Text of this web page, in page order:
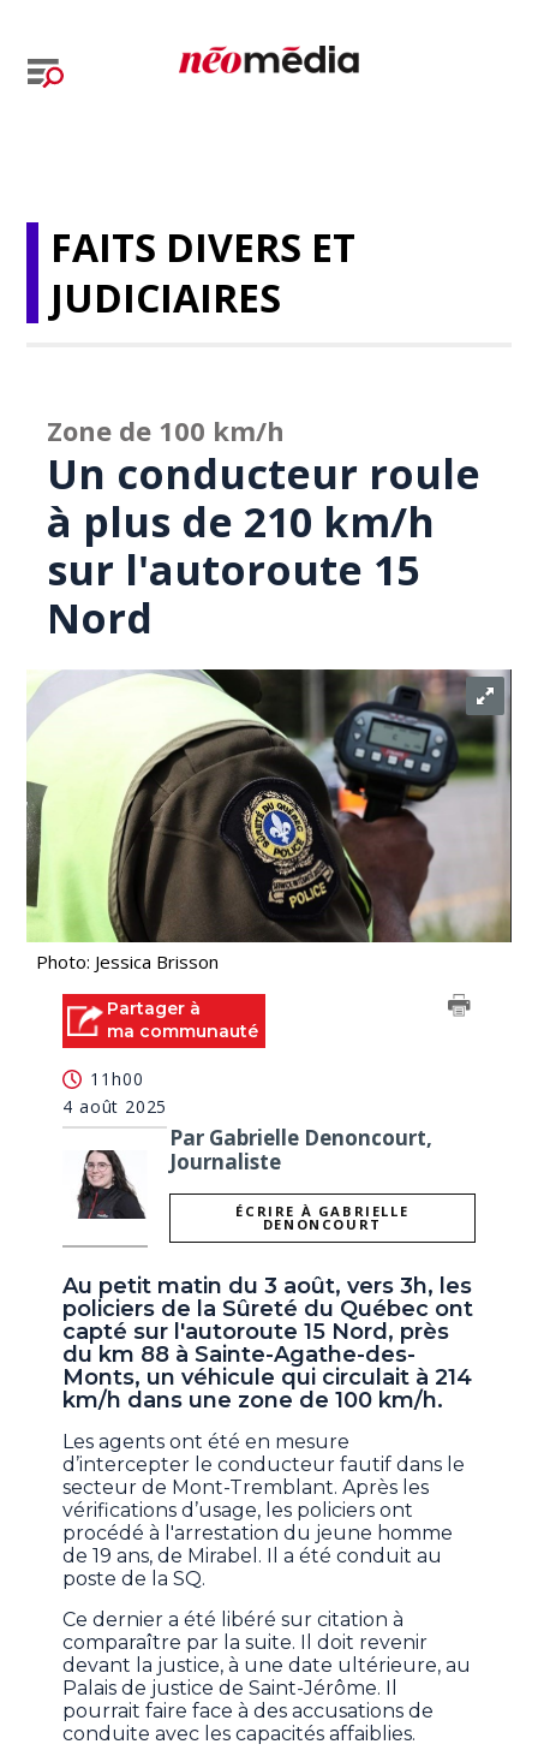
FAITS DIVERS ET
JUDICIAIRES
Zone de 100 km/h
Un conducteur roule
à plus de 210 km/h
sur l'autoroute 15
Nord
Photo: Jessica Brisson
Partager à
ma communauté
11h00
4 août 2025
Par Gabrielle Denoncourt,
Journaliste
ÉCRIRE À GABRIELLE
DENONCOURT
Au petit matin du 3 août, vers 3h, les
policiers de la Sûreté du Québec ont
capté sur l'autoroute 15 Nord, près
du km 88 à Sainte-Agathe-des-
Monts, un véhicule qui circulait à 214
km/h dans une zone de 100 km/h.
Les agents ont été en mesure
d’intercepter le conducteur fautif dans le
secteur de Mont-Tremblant. Après les
vérifications d’usage, les policiers ont
procédé à l'arrestation du jeune homme
de 19 ans, de Mirabel. Il a été conduit au
poste de la SQ.
Ce dernier a été libéré sur citation à
comparaître par la suite. Il doit revenir
devant la justice, à une date ultérieure, au
Palais de justice de Saint-Jérôme. Il
pourrait faire face à des accusations de
conduite avec les capacités affaiblies.